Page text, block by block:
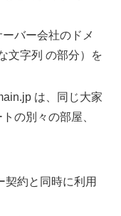
バー会社のドメ
文字列 の部分）を
は、同じ大家
の別々の部屋、
契約と同時に利用